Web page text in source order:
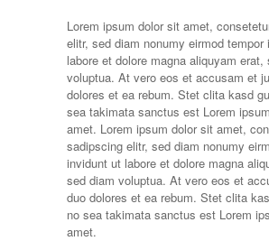
Lorem ipsum dolor sit amet,
elitr, sed diam nonumy eirmod tempor
labore et dolore magna aliquyam erat,
voluptua. At vero eos et accusam et
dolores et ea rebum. Stet clita kasd
sea takimata sanctus est Lorem
amet. Lorem ipsum dolor sit amet,
sadipscing elitr, sed diam nonumy
invidunt ut labore et dolore magna
sed diam voluptua. At vero eos et
duo dolores et ea rebum. Stet clita
no sea takimata sanctus est Lorem
amet.